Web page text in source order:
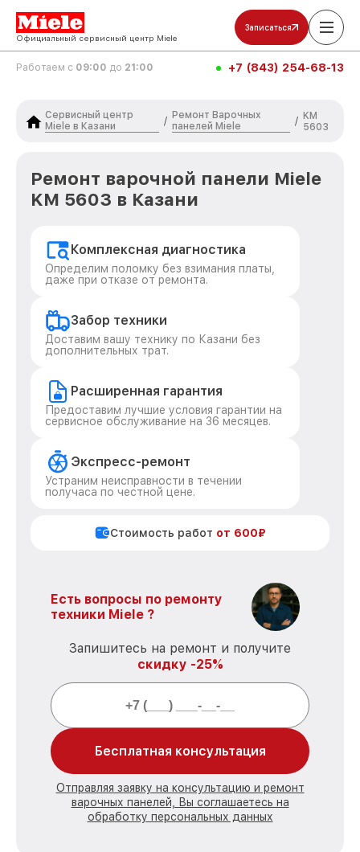
Официальный сервисный центр Miele
Записаться
Работаем с 09:00 до 21:00 +7 (843) 254-68-13
Сервисный центр
Miele в Казани
/
Ремонт Варочных
панелей Miele
/ KM
5603
Ремонт варочной панели Miele
KM 5603 в Казани
Комплексная диагностика
Определим поломку без взимания платы,
даже при отказе от ремонта.
Забор техники
Доставим вашу технику по Казани без
дополнительных трат.
Расширенная гарантия
Предоставим лучшие условия гарантии на
сервисное обслуживание на 36 месяцев.
Экспресс-ремонт
Устраним неисправности в течении
получаса по честной цене.
Стоимость работ от 600₽
Есть вопросы по ремонту
техники Miele ?
Запишитесь на ремонт и получите
скидку -25%
Бесплатная консультация
Отправляя заявку на консультацию и ремонт
варочных панелей, Вы соглашаетесь на
обработку персональных данных